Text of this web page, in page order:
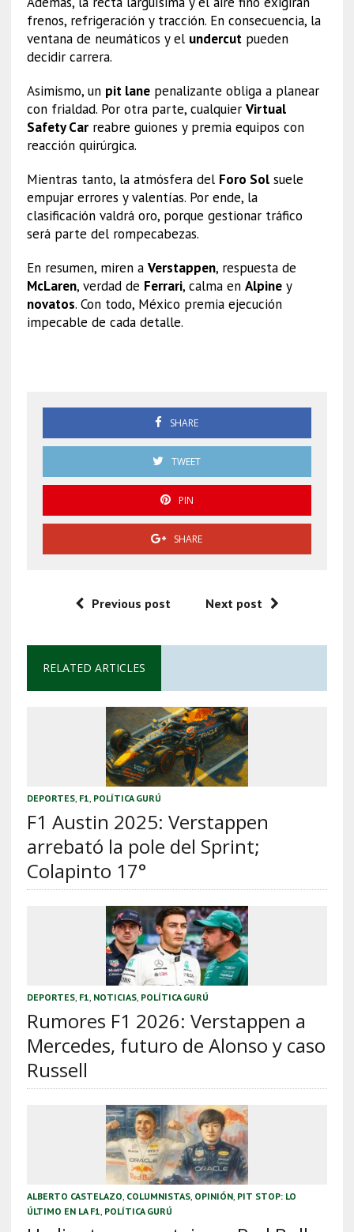
frenos, refrigeración y tracción. En consecuencia, la
ventana de neumáticos y el undercutpueden
decidir carrera.
Asimismo, un pit lanepenalizante obliga a planear
con frialdad. Por otra parte, cualquier Virtual
Safety Carreabre guiones y premia equipos con
reacción quirúrgica.
Mientras tanto, la atmósfera del Foro Solsuele
empujar errores y valentías. Por ende, la
clasificación valdrá oro, porque gestionar tráfico
será parte del rompecabezas.
En resumen, miren a Verstappen, respuesta de
McLaren, verdad de Ferrari, calma en Alpiney
novatos. Con todo, México premia ejecución
impecable de cada detalle.
SHARE
TWEET
PIN
SHARE
Previous post Next post
RELATED ARTICLES
DEPORTES, F1, POLÍTICA GURÚ
F1 Austin 2025: Verstappen
arrebató la pole del Sprint;
Colapinto 17°
DEPORTES, F1, NOTICIAS, POLÍTICA GURÚ
Rumores F1 2026: Verstappen a
Mercedes, futuro de Alonso y caso
Russell
ALBERTO CASTELAZO, COLUMNISTAS, OPINIÓN, PIT STOP: LO
ÚLTIMO EN LA F1, POLÍTICA GURÚ